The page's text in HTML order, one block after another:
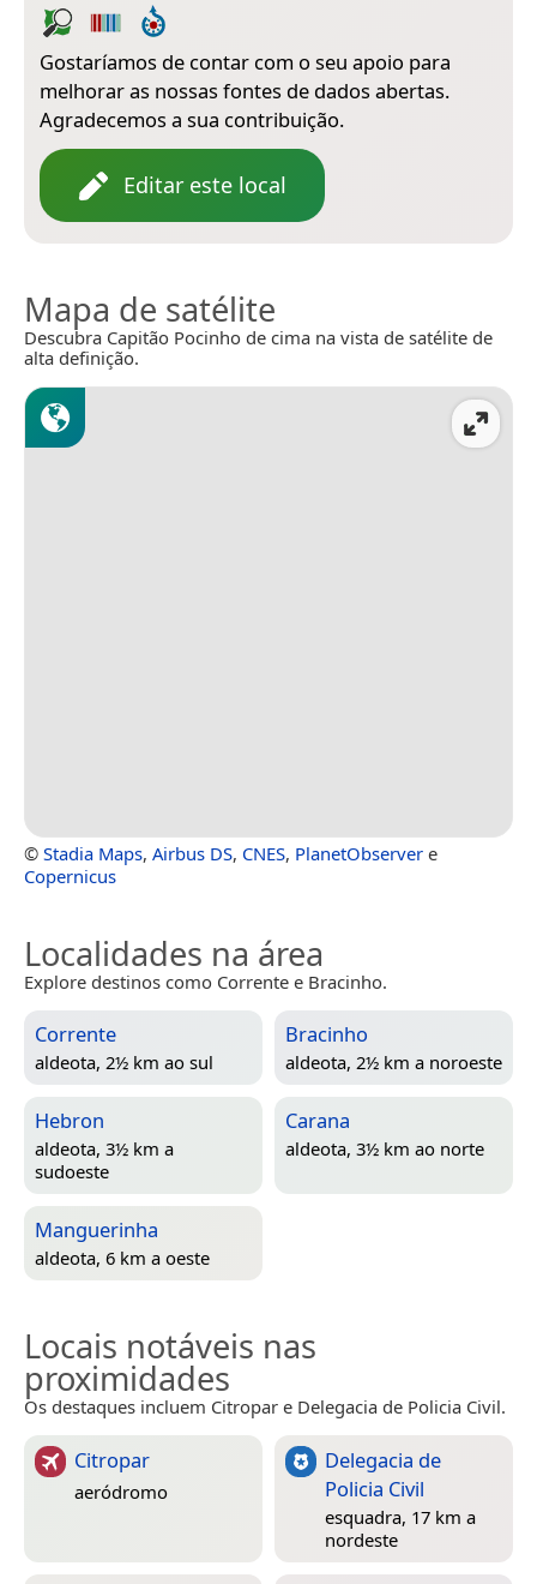
Gostaríamos de contar com o seu apoio para
melhorar as nossas fontes de dados abertas.
Agradecemos a sua contribuição.
Editar este local
Mapa de satélite
Descubra Capitão Pocinho de cima na vista de satélite de
alta definição.
© Stadia Maps, Airbus DS, CNES, PlanetObserver e
Copernicus
Localidades na área
Explore destinos como Corrente e Bracinho.
Corrente
aldeota, 2½ km ao sul
Bracinho
aldeota, 2½ km a noroeste
Hebron
aldeota, 3½ km a
sudoeste
Carana
aldeota, 3½ km ao norte
Manguerinha
aldeota, 6 km a oeste
Locais notáveis nas
proximidades
Os destaques incluem Citropar e Delegacia de Policia Civil.
Citropar
aeródromo
Delegacia de
Policia Civil
esquadra, 17 km a
nordeste